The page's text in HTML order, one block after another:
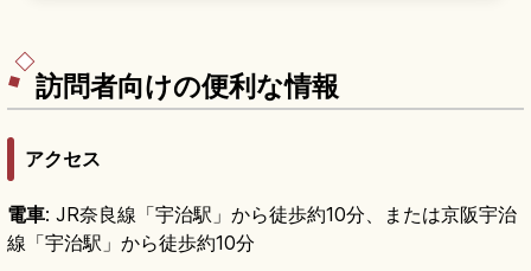
訪問者向けの便利な情報
アクセス
電車: JR奈良線「宇治駅」から徒歩約10分、または京阪宇治
線「宇治駅」から徒歩約10分